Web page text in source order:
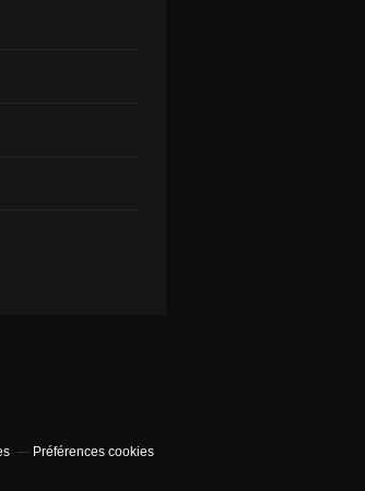
Préférences cookies